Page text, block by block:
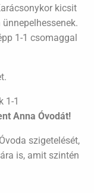
kicsit
1-1 csomaggal
1-1
Anna Óvodát!
szigetelését,
is, amit szintén